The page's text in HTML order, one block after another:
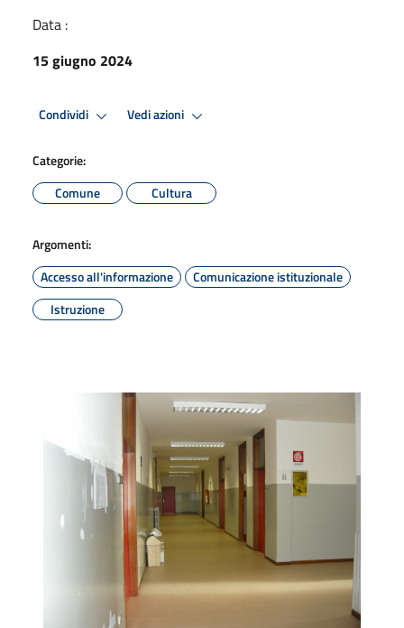
Data :
15 giugno 2024
Condividi Vedi azioni
Categorie:
Comune
Cultura
Argomenti:
Accesso all'informazione
Comunicazione istituzionale
Istruzione